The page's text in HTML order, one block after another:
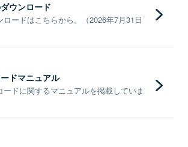
ウンロード
ードはこちらから。（2026年7月31日
ドマニュアル
ドに関するマニュアルを掲載していま